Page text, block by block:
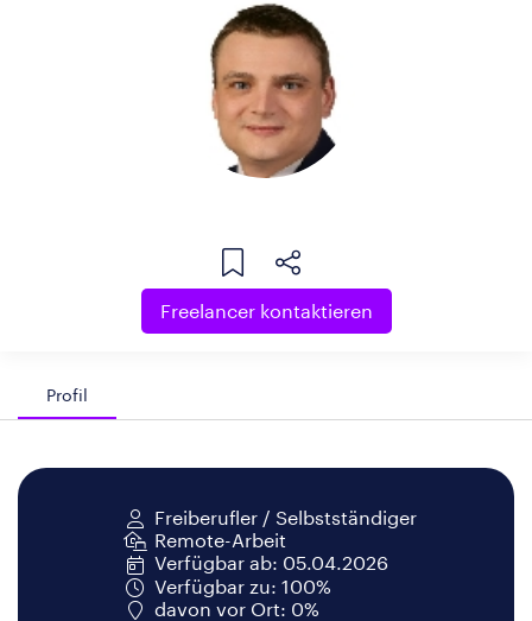
Freelancer kontaktieren
Profil
Freiberufler / Selbstständiger
Remote-Arbeit
Verfügbar ab: 05.04.2026
Verfügbar zu: 100%
davon vor Ort: 0%